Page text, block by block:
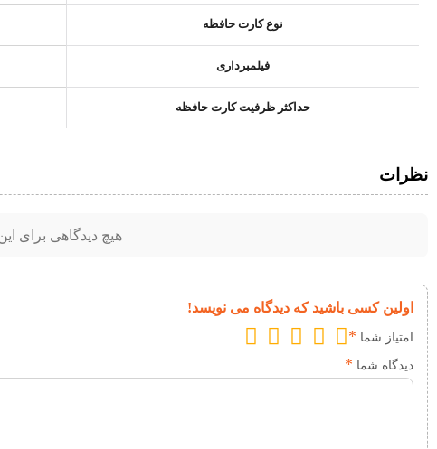
نوع کارت حافظه
فیلمبرداری
حداکثر ظرفیت کارت حافظه
نظرات
هیچ دیدگاهی برای
اولین کسی باشید که دیدگاه می نویسد!
امتیاز شما *
دیدگاه شما *